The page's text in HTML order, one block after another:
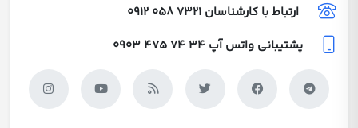
ارتباط با کارشناسان 0912 058 7321
پشتیبانی واتس آپ 0903 475 74 34